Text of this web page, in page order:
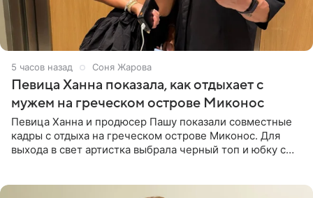
5 часов назад Соня Жарова
Певица Ханна показала, как отдыхает с
мужем на греческом острове Миконос
Певица Ханна и продюсер Пашу показали совместные
кадры с отдыха на греческом острове Миконос. Для
выхода в свет артистка выбрала черный топ и юбку с